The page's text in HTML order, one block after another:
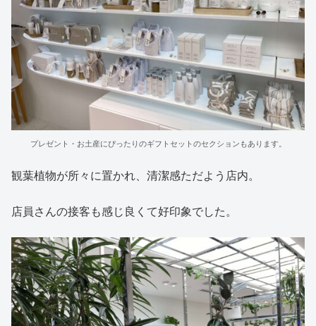
プレゼント・お土産にぴったりのギフトセットのセクションもあります。
観葉植物が所々に置かれ、清潔感ただよう店内。
店員さんの接客も感じ良くて好印象でした。